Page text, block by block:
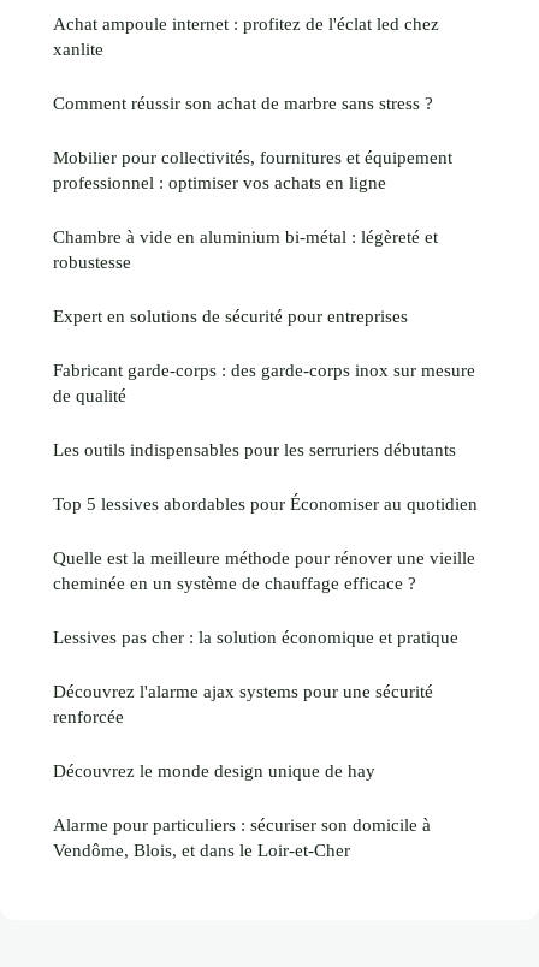
Achat ampoule internet : profitez de l'éclat led chez
xanlite
Comment réussir son achat de marbre sans stress ?
Mobilier pour collectivités, fournitures et équipement
professionnel : optimiser vos achats en ligne
Chambre à vide en aluminium bi-métal : légèreté et
robustesse
Expert en solutions de sécurité pour entreprises
Fabricant garde-corps : des garde-corps inox sur mesure
de qualité
Les outils indispensables pour les serruriers débutants
Top 5 lessives abordables pour Économiser au quotidien
Quelle est la meilleure méthode pour rénover une vieille
cheminée en un système de chauffage efficace ?
Lessives pas cher : la solution économique et pratique
Découvrez l'alarme ajax systems pour une sécurité
renforcée
Découvrez le monde design unique de hay
Alarme pour particuliers : sécuriser son domicile à
Vendôme, Blois, et dans le Loir-et-Cher